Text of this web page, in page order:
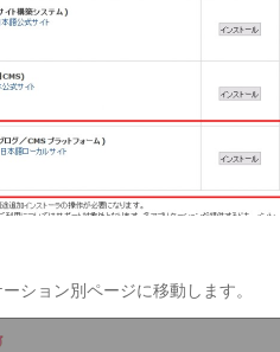
ション別ページに移動します。